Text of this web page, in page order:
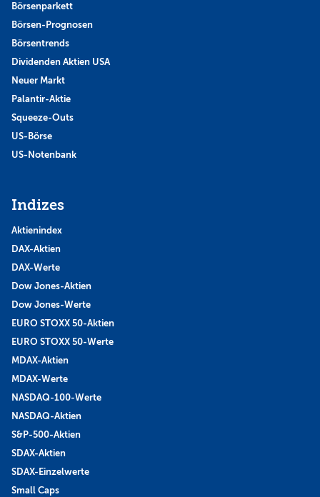
Börsenparkett
Börsen-Prognosen
Börsentrends
Dividenden Aktien USA
Neuer Markt
Palantir-Aktie
Squeeze-Outs
US-Börse
US-Notenbank
Indizes
Aktienindex
DAX-Aktien
DAX-Werte
Dow Jones-Aktien
Dow Jones-Werte
EURO STOXX 50-Aktien
EURO STOXX 50-Werte
MDAX-Aktien
MDAX-Werte
NASDAQ-100-Werte
NASDAQ-Aktien
S&P-500-Aktien
SDAX-Aktien
SDAX-Einzelwerte
Small Caps